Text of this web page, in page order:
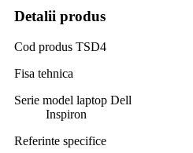
Detalii produs
Cod produs TSD4
Fisa tehnica
Serie model laptop Dell
Inspiron
Referinte specifice